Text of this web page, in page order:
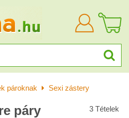
pároknak Sexi zástery
páry 3 Tételek